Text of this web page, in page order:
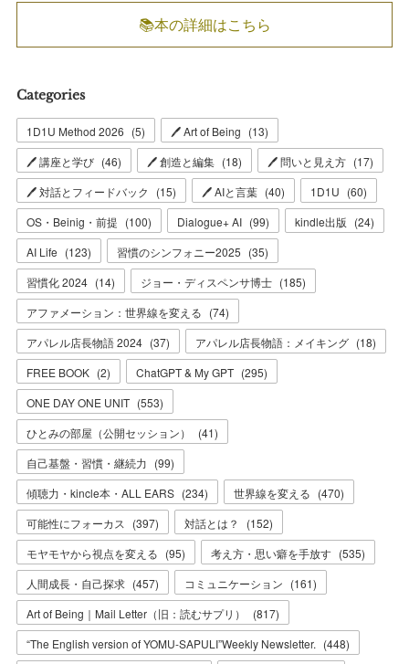
📚本の詳細はこちら
Categories
1D1U Method 2026 (5) 🖊 Art of Being (13)
🖊 講座と学び (46) 🖊 創造と編集 (18) 🖊 問いと見え方 (17)
🖊 対話とフィードバック
(15) 🖊 AIと言葉 (40) 1D1U (60)
OS・Beinig・前提 (100) Dialogue+ AI (99) kindle出版 (24)
AI Life (123) 習慣のシンフォニー2025 (35)
習慣化 2024 (14) ジョー・ディスペンサ博士 (185)
アファメーション：世界線を変える (74)
アパレル店長物語 2024 (37) アパレル店長物語：メイキング (18)
FREE BOOK (2) ChatGPT & My GPT (295)
ONE DAY ONE UNIT (553)
ひとみの部屋（公開セッション）
(41)
自己基盤・習慣・継続力 (99)
傾聴力・kincle本・ALL EARS (234) 世界線を変える (470)
可能性にフォーカス
(397) 対話とは？ (152)
モヤモヤから視点を変える (95) 考え方・思い癖を手放す (535)
人間成長・自己探求 (457) コミュニケーション (161)
Art of Being｜Mail Letter（旧：読むサプリ）
(817)
“The English version of YOMU-SAPULI”Weekly Newsletter. (448)